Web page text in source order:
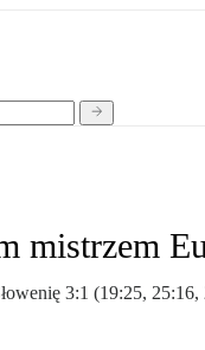
mistrzem
3:1 (19:25,